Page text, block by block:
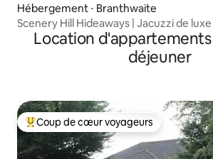
Hébergement ⋅ Branthwaite
Scenery Hill Hideaways | Jacuzzi de
Location
déjeuner
Coups de cœur voyageurs les plus
Coup de cœur voyageurs